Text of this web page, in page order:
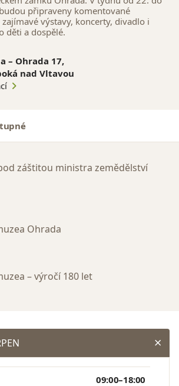
připraveny komentované
výstavy, koncerty, divadlo i
děti a dospělé.
– Ohrada 17,
nad Vltavou
záštitou ministra zemědělství
09:00–18:00